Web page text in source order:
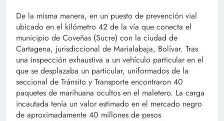
De la misma manera, en un puesto de prevención vial
ubicado en el kilómetro 42 de la vía que conecta el
municipio de Coveñas (Sucre) con la ciudad de
Cartagena, jurisdiccional de Marialabaja, Bolívar. Tras
una inspección exhaustiva a un vehículo particular en el
que se desplazaba un particular, uniformados de la
seccional de Tránsito y Transporte encontraron 40
paquetes de marihuana ocultos en el maletero. La carga
incautada tenía un valor estimado en el mercado negro
de aproximadamente 40 millones de pesos